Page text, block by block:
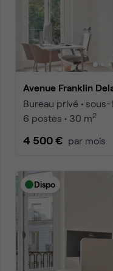
Avenue Franklin
Bureau privé •
6 postes • 30 m2
4 500 € par mois
Dispo